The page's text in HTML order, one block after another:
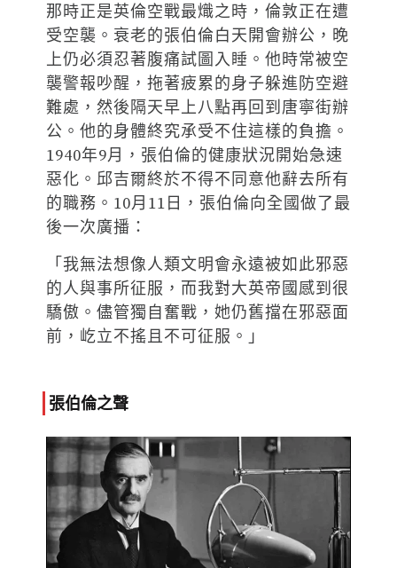
那時正是英倫空戰最熾之時，倫敦正在遭
受空襲。衰老的張伯倫白天開會辦公，晚
上仍必須忍著腹痛試圖入睡。他時常被空
襲警報吵醒，拖著疲累的身子躲進防空避
難處，然後隔天早上八點再回到唐寧街辦
公。他的身體終究承受不住這樣的負擔。
1940年9月，張伯倫的健康狀況開始急速
惡化。邱吉爾終於不得不同意他辭去所有
的職務。10月11日，張伯倫向全國做了最
後一次廣播：
「我無法想像人類文明會永遠被如此邪惡
的人與事所征服，而我對大英帝國感到很
驕傲。儘管獨自奮戰，她仍舊擋在邪惡面
前，屹立不搖且不可征服。」
張伯倫之聲